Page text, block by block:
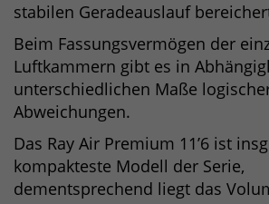
stabilen Geradeauslauf
Beim Fassungsvermögen der
Luftkammern gibt es in
unterschiedlichen Maße
Abweichungen.
Das Ray Air Premium 11’6 ist
kompakteste Modell der Serie,
dementsprechend liegt das